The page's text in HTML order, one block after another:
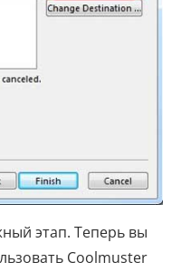
этап. Теперь вы
Coolmuster